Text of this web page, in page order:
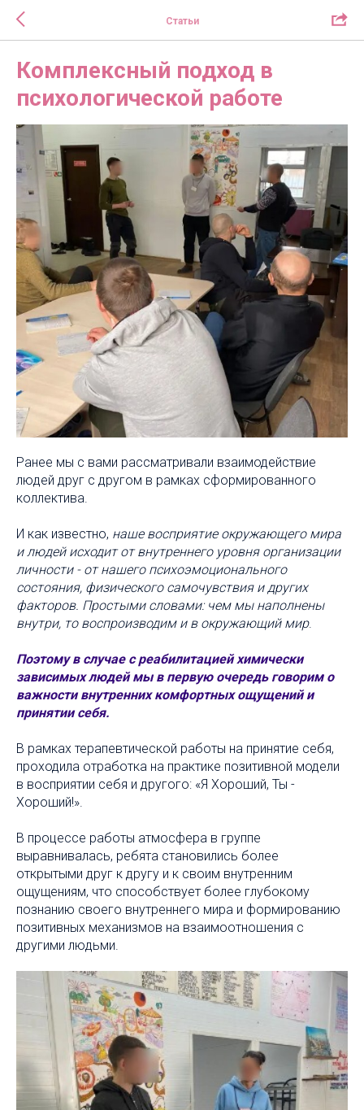
Статьи
Комплексный подход в
психологической работе
Ранее мы с вами рассматривали взаимодействие
людей друг с другом в рамках сформированного
коллектива.
И как известно, наше восприятие окружающего мира
и людей исходит от внутреннего уровня организации
личности - от нашего психоэмоционального
состояния, физического самочувствия и других
факторов. Простыми словами: чем мы наполнены
внутри, то воспроизводим и в окружающий мир.
Поэтому в случае с реабилитацией химически
зависимых людей мы в первую очередь говорим о
важности внутренних комфортных ощущений и
принятии себя.
В рамках терапевтической работы на принятие себя,
проходила отработка на практике позитивной модели
в восприятии себя и другого: «Я Хороший, Ты -
Хороший!».
В процессе работы атмосфера в группе
выравнивалась, ребята становились более
открытыми друг к другу и к своим внутренним
ощущениям, что способствует более глубокому
познанию своего внутреннего мира и формированию
позитивных механизмов на взаимоотношения с
другими людьми.